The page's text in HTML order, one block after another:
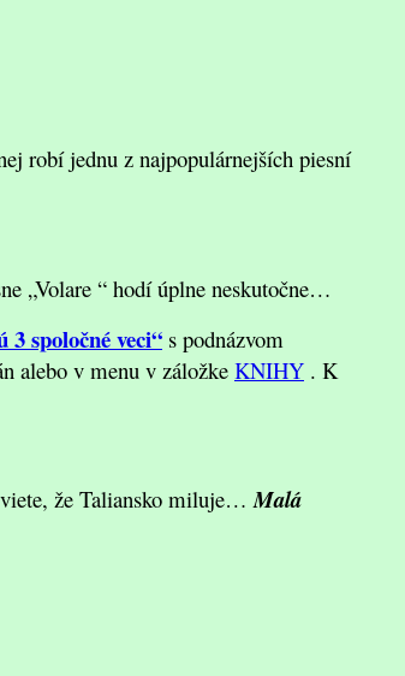
robí jednu z najpopulárnejších piesní
„Volare “ hodí úplne neskutočne…
3 spoločné veci“ s podnázvom
alebo v menu v záložke KNIHY . K
viete, že Taliansko miluje…Malá